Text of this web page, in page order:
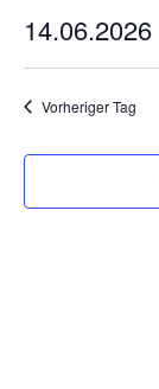
14.06.2026
wählen.
Vorheriger Tag